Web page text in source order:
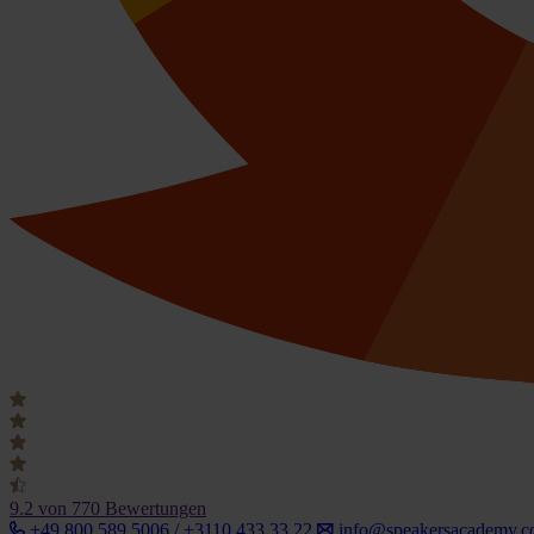
9.2 von 770 Bewertungen
+49 800 589 5006 / +3110 433 33 22